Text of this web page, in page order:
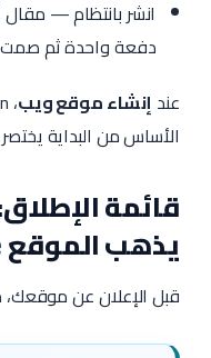
دفعة واحدة ثم
عند إنشاء موقع ويب
الأساس من البداية
يذهب الموقع live
قبل الإعلان عن